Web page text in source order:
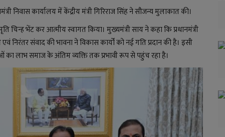
निवास कार्यालय में केंद्रीय मंत्री गिरिराज सिंह ने सौजन्य मुलाकात की।
चिन्ह भेंट कर आत्मीय स्वागत किया। मुख्यमंत्री साय ने कहा कि प्रधानमंत्री
निरंतर संवाद की भावना ने विकास कार्यों को नई गति प्रदान की है। इसी
लाभ समाज के अंतिम व्यक्ति तक प्रभावी रूप से पहुंच रहा है।